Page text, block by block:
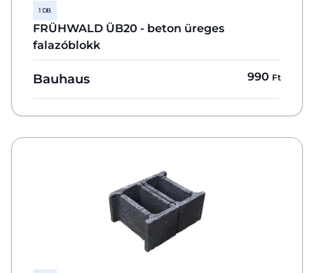
1 DB
FRÜHWALD ÜB20 - beton üreges
falazóblokk
Bauhaus 990 Ft